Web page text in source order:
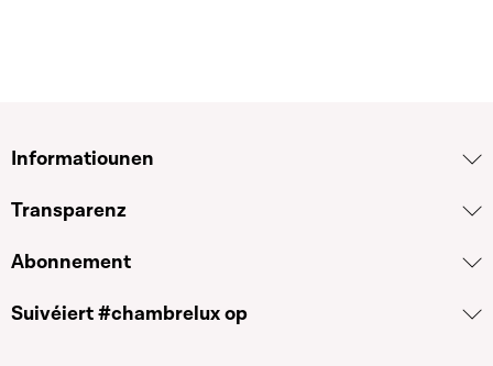
Informatiounen
Transparenz
Abonnement
Suivéiert #chambrelux op